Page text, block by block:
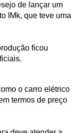
de lançar um
IMk, que teve uma
ficou
o carro elétrico
termos de preço